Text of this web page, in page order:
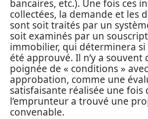
bancaires, etc.). Une fois ces
collectées, la demande et les
sont soit traités par un
soit examinés par un
immobilier, qui déterminera si
été approuvé. Il n’y a souvent
poignée de « conditions »
approbation, comme une
satisfaisante réalisée une fois
l’emprunteur a trouvé une
convenable.